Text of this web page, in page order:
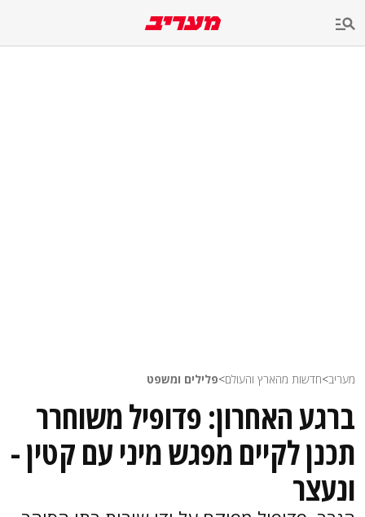
מעריב>חדשות מהארץ והעולם>פלילים ומשפט
ברגע האחרון: פדופיל משוחרר
תכנן לקיים מפגש מיני עם קטין -
ונעצר